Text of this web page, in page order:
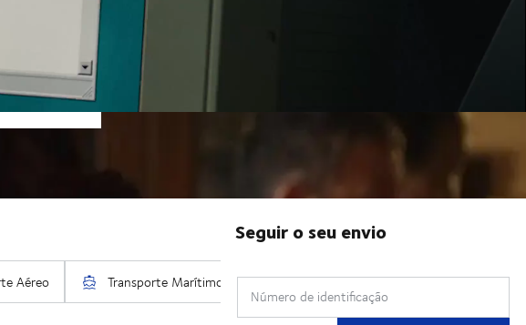
Seguir o seu envio
Número de identificação